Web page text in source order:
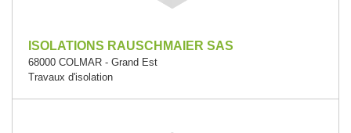
ISOLATIONS RAUSCHMAIER SAS
68000 COLMAR - Grand Est
Travaux d'isolation